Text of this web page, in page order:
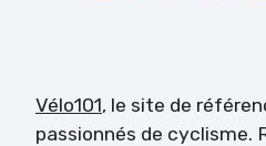
Vélo101, le site de
passionnés de cyclisme.